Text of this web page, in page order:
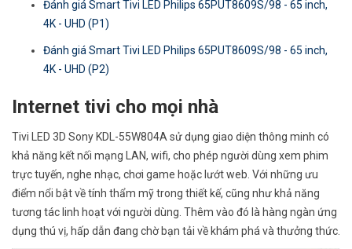
Đánh giá Smart Tivi LED Philips 65PUT8609S/98 - 65 inch,
4K - UHD (P1)
Đánh giá Smart Tivi LED Philips 65PUT8609S/98 - 65 inch,
4K - UHD (P2)
Internet tivi cho mọi nhà
Tivi LED 3D Sony KDL-55W804A sử dụng giao diện thông minh có
khả năng kết nối mạng LAN, wifi, cho phép người dùng xem phim
trực tuyến, nghe nhạc, chơi game hoặc lướt web. Với những ưu
điểm nổi bật về tính thẩm mỹ trong thiết kế, cũng như khả năng
tương tác linh hoạt với người dùng. Thêm vào đó là hàng ngàn ứng
dụng thú vị, hấp dẫn đang chờ bạn tải về khám phá và thưởng thức.